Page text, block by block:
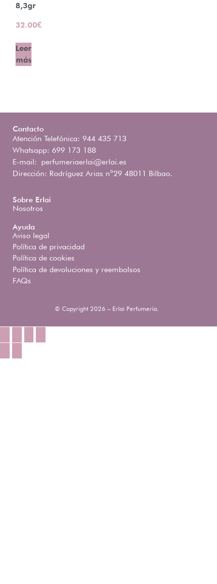
8,3gr
32.00€
Leer
más
Contacto
Atención Telefónica: 944 435 713
Whatsapp: 699 173 188
E-mail: perfumeriaerlai@erlai.es
Dirección: Rodríguez Arias nº29 48011 Bilbao.
Sobre Erlai
Nosotros
Ayuda
Aviso legal
Política de privacidad
Política de cookies
Política de devoluciones y reembolsos
FAQs
© Copyright 2026 – Erlai Perfumería.